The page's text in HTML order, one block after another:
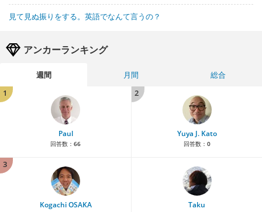
見て見ぬ振りをする。英語でなんて言うの？
アンカーランキング
週間 月間
総合
1
Paul
回答数： 66
2
Yuya J. Kato
回答数： 0
3
Kogachi OSAKA Taku